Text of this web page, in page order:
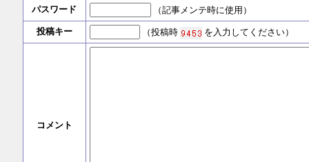
パスワード （記事メンテ時に使用）
投稿キー （投稿時 を入力してください）
コメント